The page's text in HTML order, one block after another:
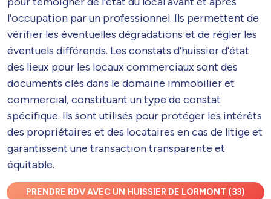
l'occupation par un professionnel. Ils permettent de
vérifier les éventuelles dégradations et de régler les
éventuels différends. Les constats d'huissier d'état
des lieux pour les locaux commerciaux sont des
documents clés dans le domaine immobilier et
commercial, constituant un type de constat
spécifique. Ils sont utilisés pour protéger les intérêts
des propriétaires et des locataires en cas de litige et
garantissent une transaction transparente et
équitable.
PRENDRE RDV AVEC UN HUISSIER DE LORMONT (33)